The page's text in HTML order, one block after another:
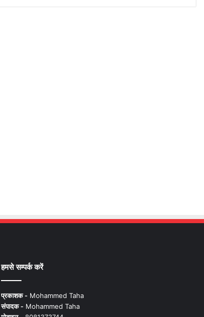
हमसे सम्पर्क करें
प्रकाशक -Mohammed Taha
संपादक -Mohammed Taha